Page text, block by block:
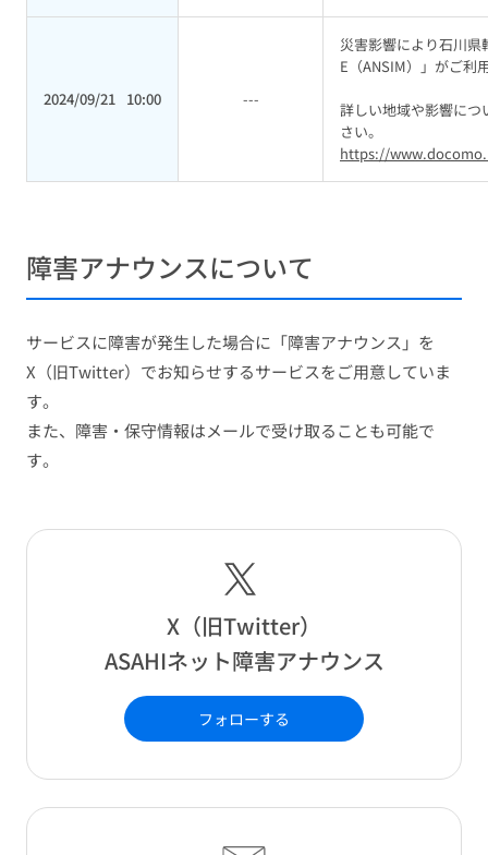
2024/09/21 10:00 ---
災害影響により石川県
E（ANSIM）」がご利
詳しい地域や影響につ
さい。
https://
障害アナウンスについて
サービスに障害が発生した場合に「障害アナウンス」を
X（旧Twitter）でお知らせするサービスをご用意していま
す。
また、障害・保守情報はメールで受け取ることも可能で
す。
X（旧Twitter）
ASAHIネット障害アナウンス
フォローする